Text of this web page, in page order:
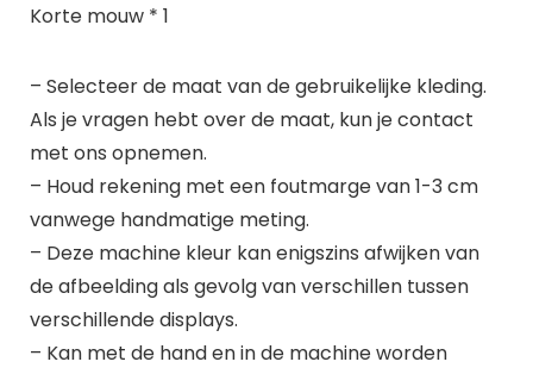
Korte mouw * 1
– Selecteer de maat van de gebruikelijke kleding.
Als je vragen hebt over de maat, kun je contact
met ons opnemen.
– Houd rekening met een foutmarge van 1-3 cm
vanwege handmatige meting.
– Deze machine kleur kan enigszins afwijken van
de afbeelding als gevolg van verschillen tussen
verschillende displays.
– Kan met de hand en in de machine worden